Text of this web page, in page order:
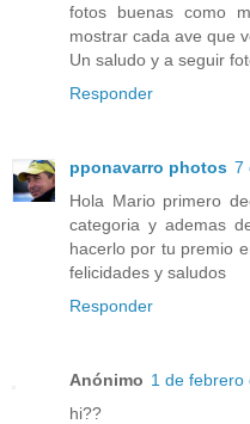
fotos buenas como
mostrar cada ave que
Un saludo y a seguir
Responder
pponavarro photos 7
Hola Mario primero
categoria y ademas
hacerlo por tu premio
felicidades y saludos
Responder
Anónimo 1 de febrero
hi??